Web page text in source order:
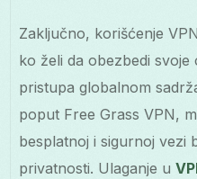
Zaključno, korišćenje
ko želi da obezbedi
pristupa globalnom
poput Free Grass VPN,
besplatnoj i sigurnoj vezi
privatnosti. Ulaganje u